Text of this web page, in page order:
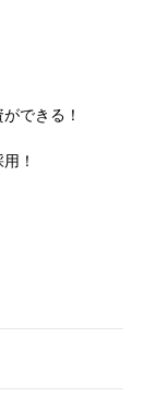
できる！
！